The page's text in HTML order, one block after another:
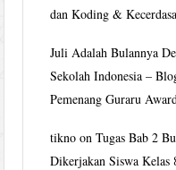
dan Koding &
Juli Adalah Bulannya
Sekolah Indonesia –
Pemenang Guraru
tikno onTugas Bab 2
Dikerjakan Siswa Kelas